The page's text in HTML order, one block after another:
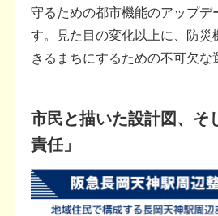
守るための都市機能のアップデ
す。見た目の変化以上に、防
きるまちにするための不可欠な
市民と描いた設計図、そ
責任」